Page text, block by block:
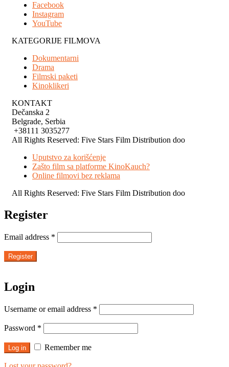
Facebook
Instagram
YouTube
KATEGORIJE FILMOVA
Dokumentarni
Drama
Filmski paketi
Kinoklikeri
KONTAKT
Dečanska 2
Belgrade, Serbia
+38111 3035277
All Rights Reserved: Five Stars Film Distribution doo
Uputstvo za korišćenje
Zašto film sa platforme KinoKauch?
Online filmovi bez reklama
All Rights Reserved: Five Stars Film Distribution doo
Register
Email address *
Register
Login
Username or email address *
Password *
Log in Remember me